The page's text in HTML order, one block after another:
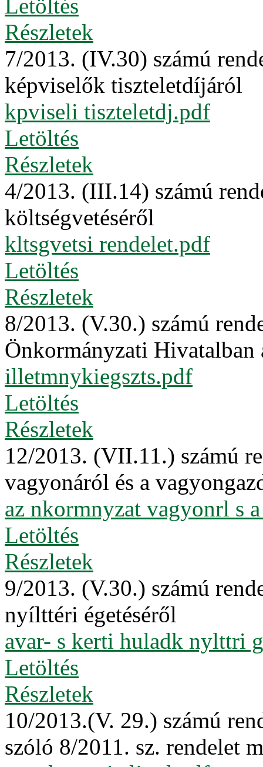
Letöltés
Részletek
7/2013. (IV.30) számú
képviselők tiszteletdíjáról
kpviseli tiszteletdj.pdf
Letöltés
Részletek
4/2013. (III.14) számú
költségvetéséről
kltsgvetsi rendelet.pdf
Letöltés
Részletek
8/2013. (V.30.) számú
Önkormányzati
illetmnykiegszts.pdf
Letöltés
Részletek
12/2013. (VII.11.) számú
vagyonáról és a
az nkormnyzat vagyonrl s
Letöltés
Részletek
9/2013. (V.30.) számú
nyílttéri égetéséről
avar- s kerti huladk nylttri
Letöltés
Részletek
10/2013.(V. 29.) számú
szóló 8/2011. sz. rendelet